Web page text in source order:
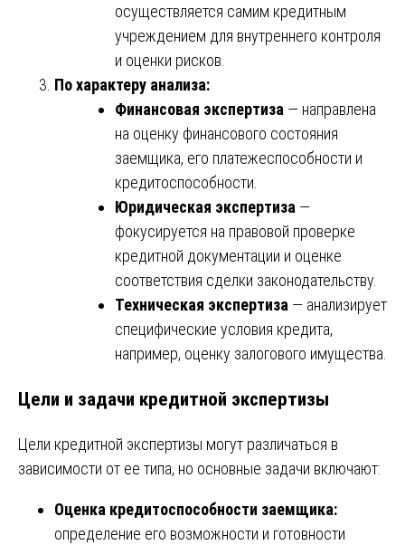
осуществляется самим кредитным
учреждением для внутреннего контроля
и оценки рисков.
По характеру анализа:
Финансовая экспертиза — направлена
на оценку финансового состояния
заемщика, его платежеспособности и
кредитоспособности.
Юридическая экспертиза —
фокусируется на правовой проверке
кредитной документации и оценке
соответствия сделки законодательству.
Техническая экспертиза — анализирует
специфические условия кредита,
например, оценку залогового имущества.
Цели и задачи кредитной экспертизы
Цели кредитной экспертизы могут различаться в
зависимости от ее типа, но основные задачи включают:
Оценка кредитоспособности заемщика:
определение его возможности и готовности